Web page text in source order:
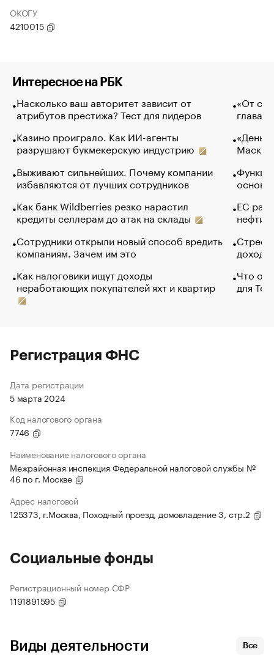
ОКОГУ
4210015
Интересное на РБК
Насколько ваш авторитет зависит от
атрибутов престижа? Тест для лидеров
Казино проиграло. Как ИИ-агенты
разрушают букмекерскую индустрию
Выживают сильнейших. Почему компании
избавляются от лучших сотрудников
Как банк Wildberries резко нарастил
кредиты селлерам до атак на склады
Сотрудники открыли новый способ вредить
компаниям. Зачем им это
Как налоговики ищут доходы
неработающих покупателей яхт и квартир
«От
глава
Маск в
основ
ЕС
нефти
Что
для
Регистрация ФНС
Дата регистрации
5 марта 2024
Код налогового органа
7746
Наименование налогового органа
Межрайонная инспекция Федеральной налоговой службы №
46 по г. Москве
Адрес налоговой
125373, г.Москва, Походный проезд, домовладение 3, стр.2
Социальные фонды
Регистрационный номер СФР
1191891595
Виды деятельности Все